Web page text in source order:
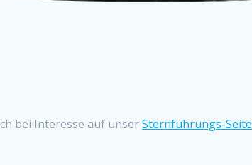
bei Interesse auf unserSternführungs-Seite